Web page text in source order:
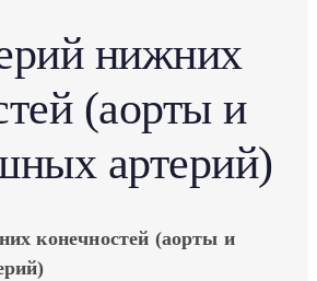
нижних
(аорты и
артерий)
конечностей (аорты и